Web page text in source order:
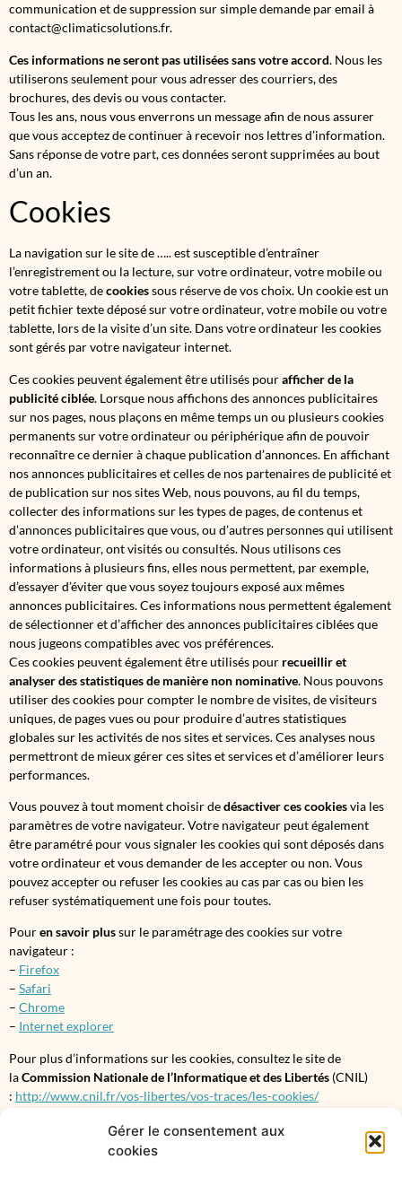
Gérer le consentement aux
cookies
communication et de suppression sur simple demande par email à
contact@climaticsolutions.fr.
Ces informations ne seront pas utilisées sans votre accord. Nous les
utiliserons seulement pour vous adresser des courriers, des
brochures, des devis ou vous contacter.
Tous les ans, nous vous enverrons un message afin de nous assurer
que vous acceptez de continuer à recevoir nos lettres d’information.
Sans réponse de votre part, ces données seront supprimées au bout
d’un an.
Cookies
La navigation sur le site de ….. est susceptible d’entraîner
l’enregistrement ou la lecture, sur votre ordinateur, votre mobile ou
votre tablette, decookiessous réserve de vos choix. Un cookie est un
petit fichier texte déposé sur votre ordinateur, votre mobile ou votre
tablette, lors de la visite d’un site. Dans votre ordinateur les cookies
sont gérés par votre navigateur internet.
Ces cookies peuvent également être utilisés pourafficher de la
publicité ciblée. Lorsque nous affichons des annonces publicitaires
sur nos pages, nous plaçons en même temps un ou plusieurs cookies
permanents sur votre ordinateur ou périphérique afin de pouvoir
reconnaître ce dernier à chaque publication d’annonces. En affichant
nos annonces publicitaires et celles de nos partenaires de publicité et
de publication sur nos sites Web, nous pouvons, au fil du temps,
collecter des informations sur les types de pages, de contenus et
d’annonces publicitaires que vous, ou d’autres personnes qui utilisent
votre ordinateur, ont visités ou consultés. Nous utilisons ces
informations à plusieurs fins, elles nous permettent, par exemple,
d’essayer d’éviter que vous soyez toujours exposé aux mêmes
annonces publicitaires. Ces informations nous permettent également
de sélectionner et d’afficher des annonces publicitaires ciblées que
nous jugeons compatibles avec vos préférences.
Ces cookies peuvent également être utilisés pour recueillir et
analyser des statistiques de manière non nominative. Nous pouvons
utiliser des cookies pour compter le nombre de visites, de visiteurs
uniques, de pages vues ou pour produire d’autres statistiques
globales sur les activités de nos sites et services. Ces analyses nous
permettront de mieux gérer ces sites et services et d’améliorer leurs
performances.
Vous pouvez à tout moment choisir dedésactiver ces cookiesvia les
paramètres de votre navigateur. Votre navigateur peut également
être paramétré pour vous signaler les cookies qui sont déposés dans
votre ordinateur et vous demander de les accepter ou non. Vous
pouvez accepter ou refuser les cookies au cas par cas ou bien les
refuser systématiquement une fois pour toutes.
Pouren savoir plussur le paramétrage des cookies sur votre
navigateur :
– Firefox
– Safari
– Chrome
– Internet explorer
Pour plus d’informations sur les cookies, consultez le site de
laCommission Nationale de l’Informatique et des Libertés (CNIL)
: http://www.cnil.fr/vos-libertes/vos-traces/les-cookies/